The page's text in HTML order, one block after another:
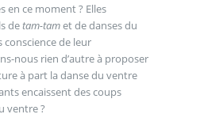
en ce moment ? Elles
detam-tamet de danses du
conscience de leur
nous rien d’autre à proposer
à part la danse du ventre
encaissent des coups
ventre ?